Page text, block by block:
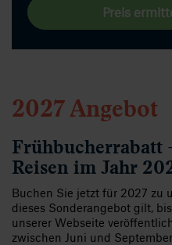
Preis
2027 Angebot
Frühbucherrabatt
Reisen im Jahr
Buchen Sie jetzt für 2027 zu
dieses Sonderangebot gilt,
unserer Webseite
zwischen Juni und